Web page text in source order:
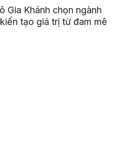
Gia Khánh chọn ngành
tạo giá trị từ đam mê